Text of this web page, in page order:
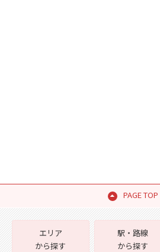
PAGE TOP
エリア
から探す
駅・路線
から探す